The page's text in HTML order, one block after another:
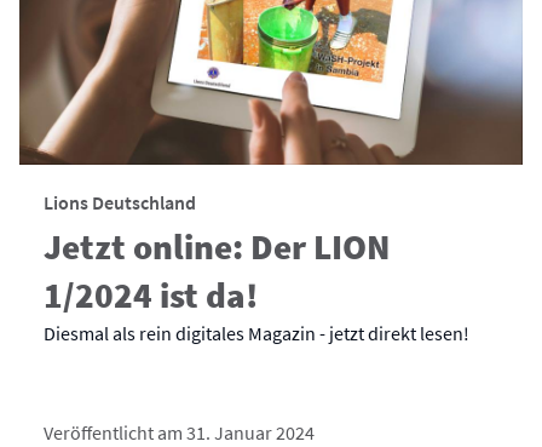
Lions Deutschland
Jetzt online: Der LION
1/2024 ist da!
Diesmal als rein digitales Magazin - jetzt direkt lesen!
Veröffentlicht am 31. Januar 2024